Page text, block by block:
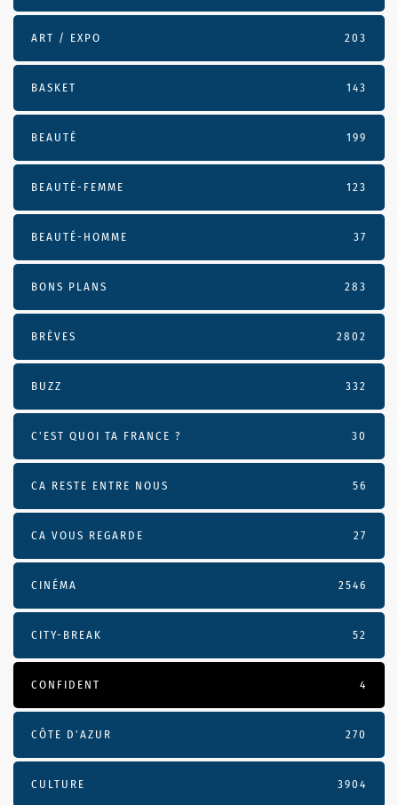
ART / EXPO 203
BASKET 143
BEAUTÉ 199
BEAUTÉ-FEMME 123
BEAUTÉ-HOMME 37
BONS PLANS 283
BRÈVES 2802
BUZZ 332
C'EST QUOI TA FRANCE ? 30
CA RESTE ENTRE NOUS 56
CA VOUS REGARDE 27
CINÉMA 2546
CITY-BREAK 52
CONFIDENT 4
CÔTE D’AZUR 270
CULTURE 3904